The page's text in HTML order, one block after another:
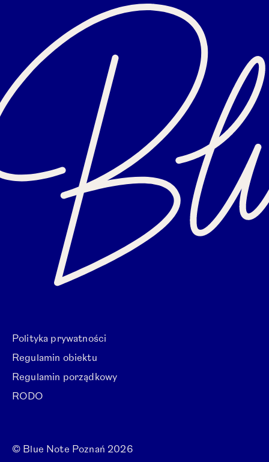
© Blue Note Poznań 2026
Polityka prywatności
Regulamin obiektu
Regulamin porządkowy
RODO